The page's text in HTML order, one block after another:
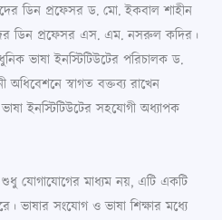
ডিন প্রফেসর ড. মো. ইকবাল শাহীন
ডিন প্রফেসর এস. এম. নসরুল কদির।
ভাষা ইনস্টিটিউটের পরিচালক ড.
অধিবেশনে স্বাগত বক্তব্য রাখেন
ইনস্টিটিউটের সহযোগী অধ্যাপক
শুধু যোগাযোগের মাধ্যম নয়, এটি একটি
ভাষার সংযোগ ও ভাষা শিক্ষার মধ্যে